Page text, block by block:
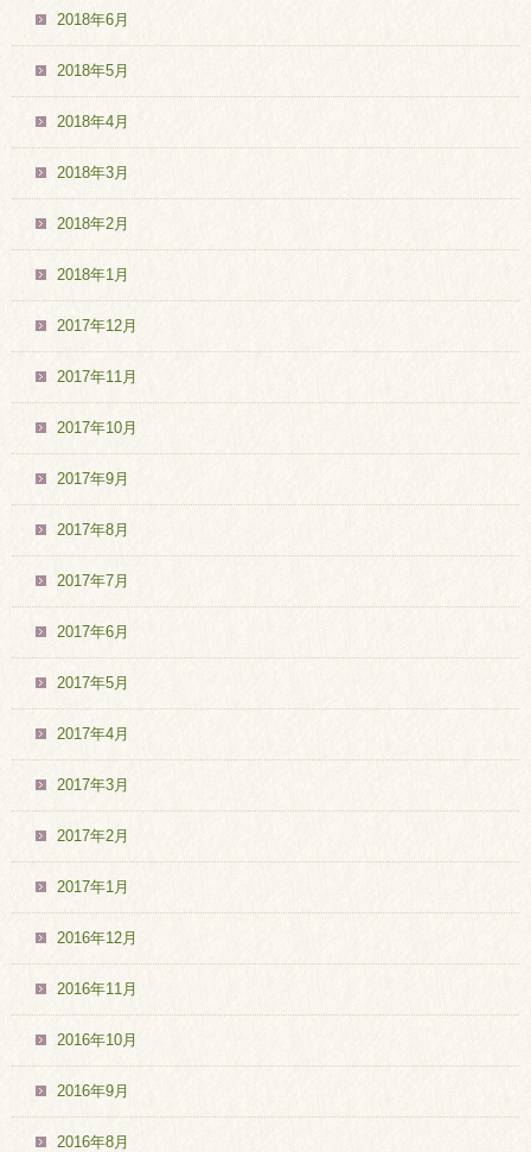
2018年6月
2018年5月
2018年4月
2018年3月
2018年2月
2018年1月
2017年12月
2017年11月
2017年10月
2017年9月
2017年8月
2017年7月
2017年6月
2017年5月
2017年4月
2017年3月
2017年2月
2017年1月
2016年12月
2016年11月
2016年10月
2016年9月
2016年8月